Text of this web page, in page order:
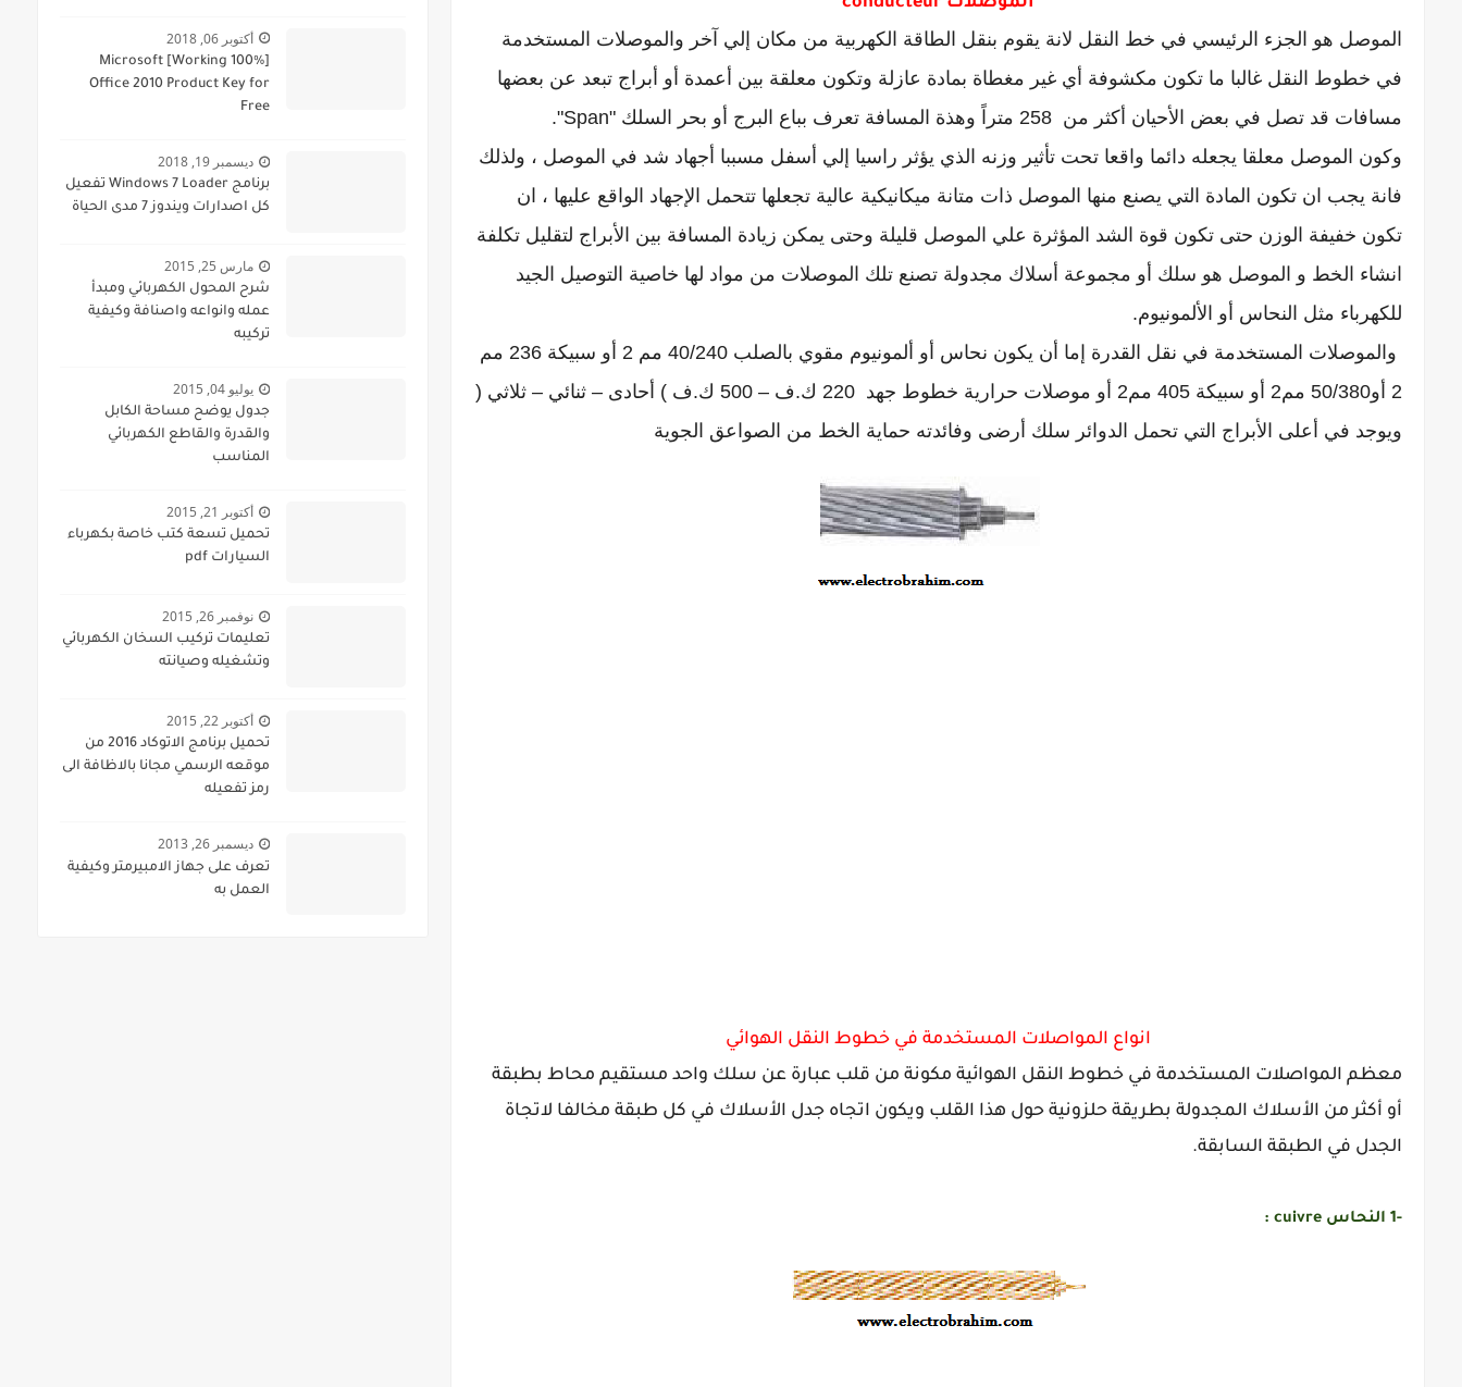
الموصل هو الجزء الرئيسي في خط النقل لانة يقوم بنقل الطاقة الكهربية من مكان إلي آخر والموصلات المستخدمة
في خطوط النقل غالبا ما تكون مكشوفة أي غير مغطاة بمادة عازلة وتكون معلقة بين أعمدة أو أبراج تبعد عن بعضها
مسافات قد تصل في بعض الأحيان أكثر من 258 متراً وهذة المسافة تعرف بباع البرج أو بحر السلك "Span".
وكون الموصل معلقا يجعله دائما واقعا تحت تأثير وزنه الذي يؤثر راسيا إلي أسفل مسببا أجهاد شد في الموصل ، ولذلك
فانة يجب ان تكون المادة التي يصنع منها الموصل ذات متانة ميكانيكية عالية تجعلها تتحمل الإجهاد الواقع عليها ، ان
تكون خفيفة الوزن حتى تكون قوة الشد المؤثرة علي الموصل قليلة وحتى يمكن زيادة المسافة بين الأبراج لتقليل تكلفة
انشاء الخط و الموصل هو سلك أو مجموعة أسلاك مجدولة تصنع تلك الموصلات من مواد لها خاصية التوصيل الجيد
للكهرباء مثل النحاس أو الألمونيوم.
والموصلات المستخدمة في نقل القدرة إما أن يكون نحاس أو ألمونيوم مقوي بالصلب 40/240 مم 2 أو سبيكة 236 مم
2 أو50/380 مم2 أو سبيكة 405 مم2 أو موصلات حرارية خطوط جهد 220 ك.ف – 500 ك.ف ) أحادى – ثنائي – ثلاثي (
ويوجد في أعلى الأبراج التي تحمل الدوائر سلك أرضى وفائدته حماية الخط من الصواعق الجوية
انواع المواصلات المستخدمة في خطوط النقل الهوائي
معظم المواصلات المستخدمة في خطوط النقل الهوائية مكونة من قلب عبارة عن سلك واحد مستقيم محاط بطبقة
أو أكثر من الأسلاك المجدولة بطريقة حلزونية حول هذا القلب ويكون اتجاه جدل الأسلاك في كل طبقة مخالفا لاتجاة
الجدل في الطبقة السابقة.
-1 النحاس cuivre :
أكتوبر 06, 2018
[100% Working] Microsoft
Office 2010 Product Key for
Free
ديسمبر 19, 2018
برنامج Windows 7 Loader تفعيل
كل اصدارات ويندوز 7 مدى الحياة
مارس 25, 2015
شرح المحول الكهربائي ومبدأ
عمله وانواعه واصنافة وكيفية
تركيبه
يوليو 04, 2015
جدول يوضح مساحة الكابل
والقدرة والقاطع الكهربائي
المناسب
أكتوبر 21, 2015
تحميل تسعة كتب خاصة بكهرباء
السيارات pdf
نوفمبر 26, 2015
تعليمات تركيب السخان الكهربائي
وتشغيله وصيانته
أكتوبر 22, 2015
تحميل برنامج الاتوكاد 2016 من
موقعه الرسمي مجانا بالاظافة الى
رمز تفعيله
ديسمبر 26, 2013
تعرف على جهاز الامبيرمتر وكيفية
العمل به